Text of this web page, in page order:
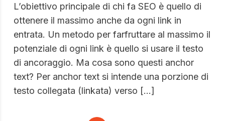
L’obiettivo principale di chi fa SEO è quello di
ottenere il massimo anche da ogni link in
entrata. Un metodo per farfruttare al massimo il
potenziale di ogni link è quello si usare il testo
di ancoraggio. Ma cosa sono questi anchor
text? Per anchor text si intende una porzione di
testo collegata (linkata) verso […]